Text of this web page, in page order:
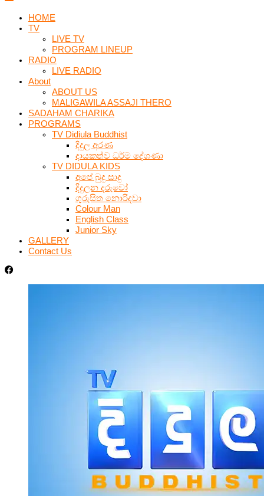
HOME
TV
LIVE TV
PROGRAM LINEUP
RADIO
LIVE RADIO
About
ABOUT US
MALIGAWILA ASSAJI THERO
SADAHAM CHARIKA
PROGRAMS
TV Didiula Buddhist
දිදුල අරණ
දායකත්ව ධර්ම දේශණා
TV DIDULA KIDS
අපේ බුදු සාදු
දිදුලන දරුවෝ
ගුරුසිත නොරිදවා
Colour Man
English Class
Junior Sky
GALLERY
Contact Us